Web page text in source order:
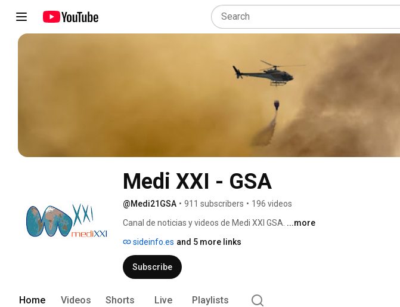
Medi XXI - GSA
@Medi21GSA • 911 subscribers • 196 videos
Canal de noticias y videos de Medi XXI GSA. ...more
sideinfo.es and 5 more links
Subscribe
Home Videos Shorts Live Playlists